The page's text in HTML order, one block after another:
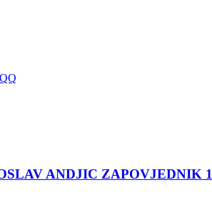
ANDJIC ZAPOVJEDNIK